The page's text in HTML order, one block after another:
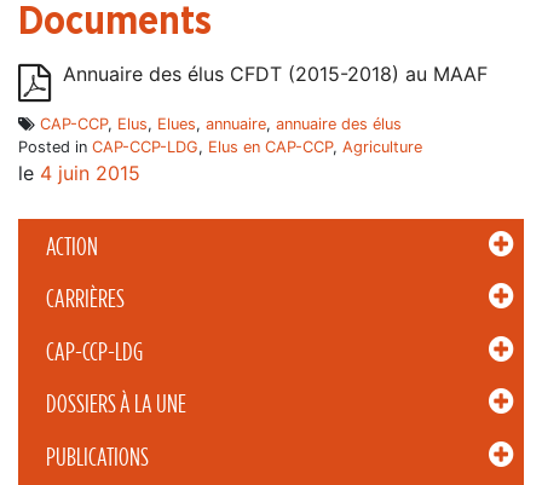
ACTION
CARRIÈRES
CAP-CCP-LDG
DOSSIERS À LA UNE
PUBLICATIONS
Documents
Annuaire des élus CFDT (2015-2018) au MAAF
CAP-CCP, Elus, Elues, annuaire, annuaire des élus
Posted in CAP-CCP-LDG, Elus en CAP-CCP, Agriculture
le 4 juin 2015